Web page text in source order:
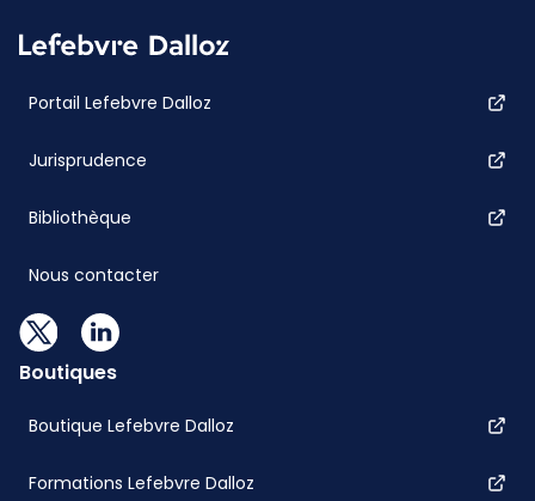
Portail Lefebvre Dalloz
Jurisprudence
Bibliothèque
Nous contacter
Boutiques
Boutique Lefebvre Dalloz
Formations Lefebvre Dalloz